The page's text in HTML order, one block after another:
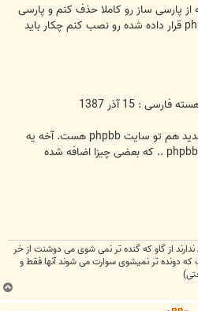
پارسی ساز رو کاملا حذف کنم و پارسی
ساز جدید مقصد که در سایت phpbb قرار داده شده رو نصب کنم چکار باید
: 15 آذر 1387
این نسخه قدیمی هست و نسخه جدید هم تو سایت phpbb هست. آخه یه
از گاو كه گنده تر نمی شوی می دوشنت از خر
دونده تر نمیشوی سوارت می شوند آنها فقط و
ب
ا